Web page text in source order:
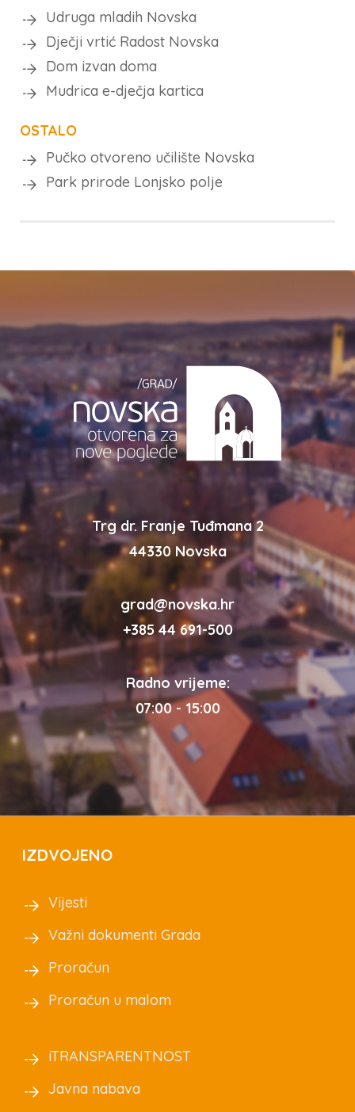
Udruga mladih Novska
Dječji vrtić Radost Novska
Dom izvan doma
Mudrica e-dječja kartica
OSTALO
Pučko otvoreno učilište Novska
Park prirode Lonjsko polje
Trg dr. Franje Tuđmana 2
44330 Novska
grad@novska.hr
+385 44 691-500
Radno vrijeme:
07:00 - 15:00
IZDVOJENO
Vijesti
Važni dokumenti Grada
Proračun
Proračun u malom
iTRANSPARENTNOST
Javna nabava